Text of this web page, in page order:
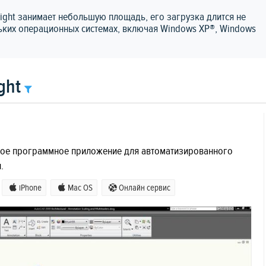
занимает небольшую площадь, его загрузка длится не
операционных системах, включая Windows XP®, Windows
программное приложение для автоматизированного
iPhone Mac OS Онлайн сервис